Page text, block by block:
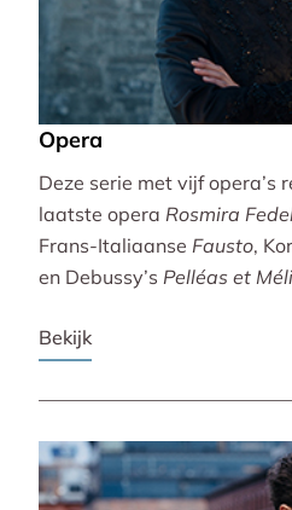
Opera
Deze serie met vijf opera’s
laatste opera Rosmira
Frans-Italiaanse Fausto,
en Debussy’s Pelléas et
Vivaldi wordt gebracht door
opera’s tekenen het Radio
Bekijk